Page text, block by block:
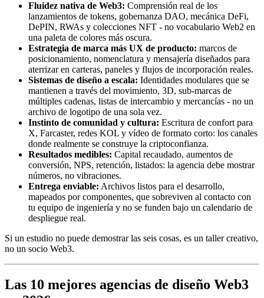
Fluidez nativa de Web3: Comprensión real de los
lanzamientos de tokens, gobernanza DAO, mecánica DeFi,
DePIN, RWAs y colecciones NFT - no vocabulario Web2 en
una paleta de colores más oscura.
Estrategia de marca más UX de producto: marcos de
posicionamiento, nomenclatura y mensajería diseñados para
aterrizar en carteras, paneles y flujos de incorporación reales.
Sistemas de diseño a escala: Identidades modulares que se
mantienen a través del movimiento, 3D, sub-marcas de
múltiples cadenas, listas de intercambio y mercancías - no un
archivo de logotipo de una sola vez.
Instinto de comunidad y cultura: Escritura de confort para
X, Farcaster, redes KOL y vídeo de formato corto: los canales
donde realmente se construye la criptoconfianza.
Resultados medibles: Capital recaudado, aumentos de
conversión, NPS, retención, listados: la agencia debe mostrar
números, no vibraciones.
Entrega enviable: Archivos listos para el desarrollo,
mapeados por componentes, que sobreviven al contacto con
tu equipo de ingeniería y no se funden bajo un calendario de
despliegue real.
Si un estudio no puede demostrar las seis cosas, es un taller creativo,
no un socio Web3.
Las 10 mejores agencias de diseño Web3